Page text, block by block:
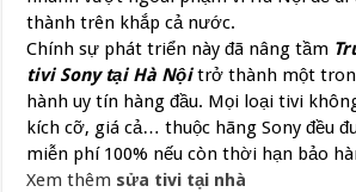
thành trên khắp cả nước.
Chính sự phát triển này đã nâng tầm
tivi Sony tại Hà Nộitrở thành một
hành uy tín hàng đầu. Mọi loại tivi
kích cỡ, giá cả… thuộc hãng Sony đều
miễn phí 100% nếu còn thời hạn bảo
Xem thêm sửa tivi tại nhà